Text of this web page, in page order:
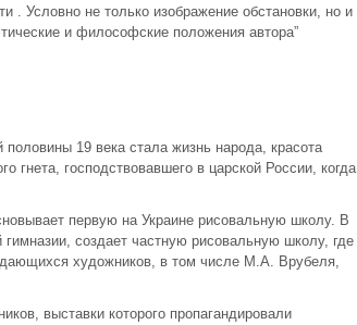
. Условно не только изображение обстановки, но и
и философские положения автора”
половины 19 века стала жизнь народа, красота
гнета, господствовавшего в царской России, когда
первую на Украине рисовальную школу. В
создает частную рисовальную школу, где
художников, в том числе М.А. Врубеля,
выставки которого пропагандировали